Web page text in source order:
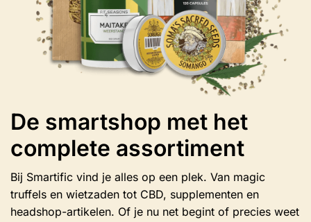
De smartshop met het
complete assortiment
Bij Smartific vind je alles op een plek. Van magic
truffels en wietzaden tot CBD, supplementen en
headshop-artikelen. Of je nu net begint of precies weet